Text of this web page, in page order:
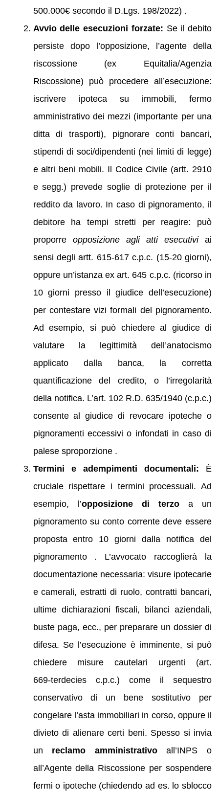
500.000€ secondo il D.Lgs. 198/2022) .
Avvio delle esecuzioni forzate: Se il debito
persiste dopo l’opposizione, l’agente della
riscossione (ex Equitalia/Agenzia
Riscossione) può procedere all’esecuzione:
iscrivere ipoteca su immobili, fermo
amministrativo dei mezzi (importante per una
ditta di trasporti), pignorare conti bancari,
stipendi di soci/dipendenti (nei limiti di legge)
e altri beni mobili. Il Codice Civile (artt. 2910
e segg.) prevede soglie di protezione per il
reddito da lavoro. In caso di pignoramento, il
debitore ha tempi stretti per reagire: può
proporre opposizione agli atti esecutiviai
sensi degli artt. 615-617 c.p.c. (15-20 giorni),
oppure un’istanza ex art. 645 c.p.c. (ricorso in
10 giorni presso il giudice dell’esecuzione)
per contestare vizi formali del pignoramento.
Ad esempio, si può chiedere al giudice di
valutare la legittimità dell’anatocismo
applicato dalla banca, la corretta
quantificazione del credito, o l’irregolarità
della notifica. L’art. 102 R.D. 635/1940 (c.p.c.)
consente al giudice di revocare ipoteche o
pignoramenti eccessivi o infondati in caso di
palese sproporzione .
Termini e adempimenti documentali: È
cruciale rispettare i termini processuali. Ad
esempio, l’opposizione di terzoa un
pignoramento su conto corrente deve essere
proposta entro 10 giorni dalla notifica del
pignoramento . L’avvocato raccoglierà la
documentazione necessaria: visure ipotecarie
e camerali, estratti di ruolo, contratti bancari,
ultime dichiarazioni fiscali, bilanci aziendali,
buste paga, ecc., per preparare un dossier di
difesa. Se l’esecuzione è imminente, si può
chiedere misure cautelari urgenti (art.
669‑terdecies c.p.c.) come il sequestro
conservativo di un bene sostitutivo per
congelare l’asta immobiliari in corso, oppure il
divieto di alienare certi beni. Spesso si invia
un reclamo amministrativoall’INPS o
all’Agente della Riscossione per sospendere
fermi o ipoteche (chiedendo ad es. lo sblocco